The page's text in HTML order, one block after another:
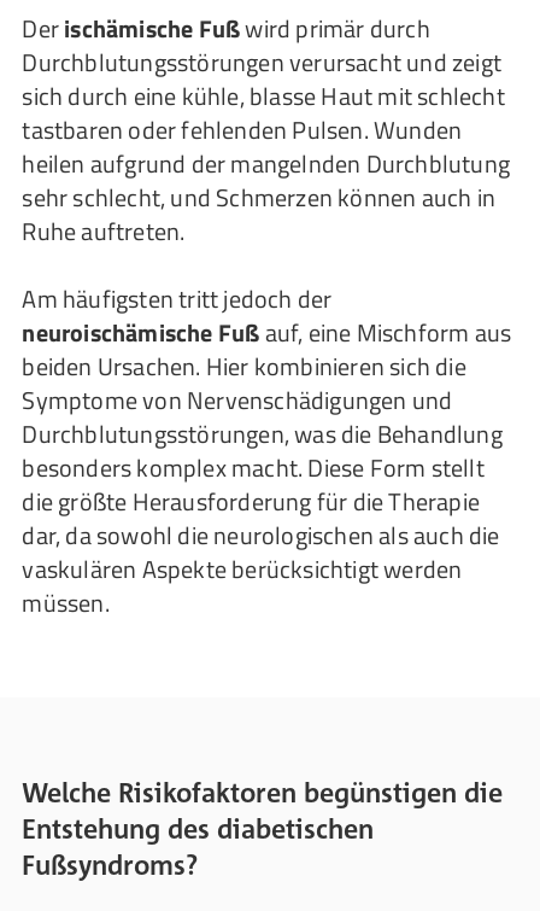
Derischämische Fußwird primär durch
Durchblutungsstörungen verursacht und zeigt
sich durch eine kühle, blasse Haut mit schlecht
tastbaren oder fehlenden Pulsen. Wunden
heilen aufgrund der mangelnden Durchblutung
sehr schlecht, und Schmerzen können auch in
Ruhe auftreten.
Am häufigsten tritt jedoch der
neuroischämische Fußauf, eine Mischform aus
beiden Ursachen. Hier kombinieren sich die
Symptome von Nervenschädigungen und
Durchblutungsstörungen, was die Behandlung
besonders komplex macht. Diese Form stellt
die größte Herausforderung für die Therapie
dar, da sowohl die neurologischen als auch die
vaskulären Aspekte berücksichtigt werden
müssen.
Welche Risikofaktoren begünstigen die
Entstehung des diabetischen
Fußsyndroms?